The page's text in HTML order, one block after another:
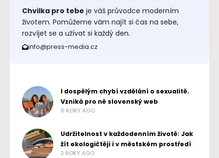
Chvilka pro tebe je váš průvodce moderním
životem. Pomůžeme vám najít si čas na sebe,
rozvíjet se a užívat si každý den.
info@press-media.cz
I dospělým chybí vzdělání o sexualitě.
Vzniká pro ně slovenský web
6 ROKY AGO
Udržitelnost v každodenním životě: Jak
žít ekologičtěji i v městském prostředí
2 ROKY AGO